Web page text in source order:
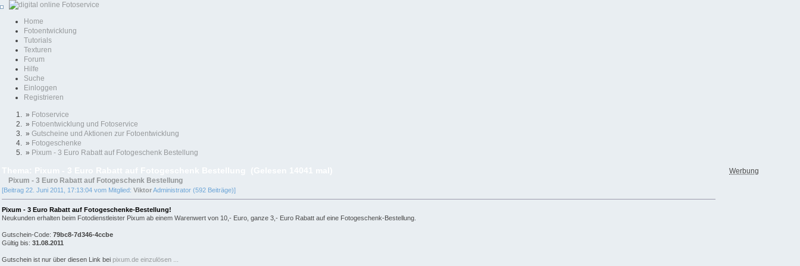
Home
Fotoentwicklung
Tutorials
Texturen
Forum
Hilfe
Suche
Einloggen
Registrieren
» Fotoservice
» Fotoentwicklung und Fotoservice
» Gutscheine und Aktionen zur Fotoentwicklung
» Fotogeschenke
» Pixum - 3 Euro Rabatt auf Fotogeschenk Bestellung
Pixum - 3 Euro Rabatt auf Fotogeschenk Bestellung
[Beitrag 22. Juni 2011, 17:13:04 vom Mitglied: ViktorAdministrator (592 Beiträge)]
Pixum - 3 Euro Rabatt auf Fotogeschenke-Bestellung!
Neukunden erhalten beim Fotodienstleister Pixum ab einem Warenwert von 10,- Euro, ganze 3,- Euro Rabatt auf eine Fotogeschenk-Bestellung.
Gutschein-Code: 79bc8-7d346-4ccbe
Gültig bis: 31.08.2011
Gutschein ist nur über diesen Link bei pixum.de einzulösen ...
Werbung